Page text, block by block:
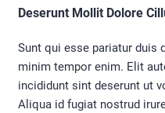
Deserunt Mollit Dolore
Sunt qui esse pariatur
minim tempor enim. Elit
incididunt sint deserunt ut
Aliqua id fugiat nostrud